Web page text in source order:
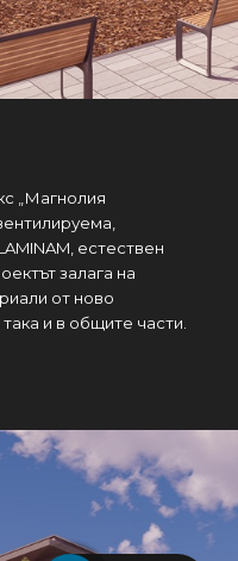
„Магнолия
естествен
залага на
от ново
и в общите части.